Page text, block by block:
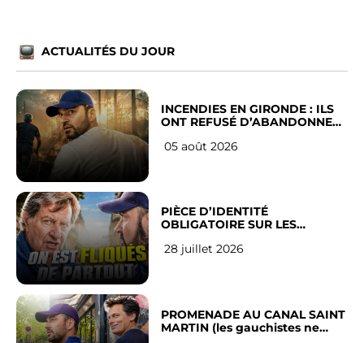
ACTUALITÉS DU JOUR
INCENDIES EN GIRONDE : ILS
ONT REFUSÉ D’ABANDONNER
05 août 2026
PIÈCE D’IDENTITÉ
OBLIGATOIRE SUR LES
Français
28 juillet 2026
PROMENADE AU CANAL SAINT
MARTIN (les gauchistes ne